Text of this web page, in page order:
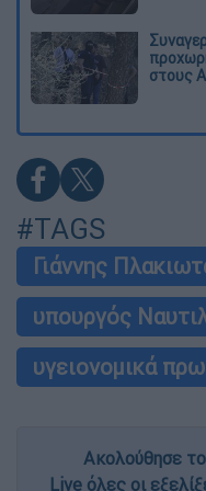
στους
#TAGS
Γιάννης
υπουργός
υγειονομικά
Ακολούθησε
Live όλες οι